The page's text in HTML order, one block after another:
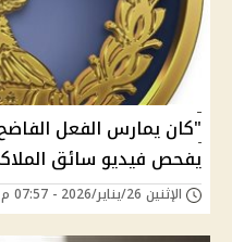
"كان يمارس الفعل
يفحص فيديو سائق
الإثنين 26/يناير/2026 - 07:57 م